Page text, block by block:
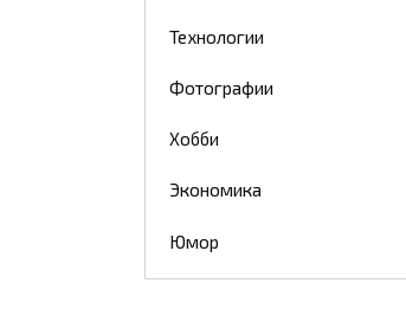
Технологии
Фотографии
Хобби
Экономика
Юмор